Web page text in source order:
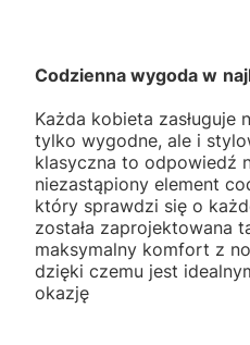
Codzienna wygoda w
Każda kobieta zasługuje
tylko wygodne, ale i
klasyczna to odpowiedź
niezastąpiony element
który sprawdzi się o
została zaprojektowana
maksymalny komfort z
dzięki czemu jest
okazję